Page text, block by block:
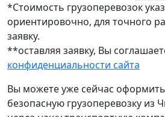
*Стоимость грузоперевозок
ориентировочно, для точного
заявку.
**оставляя заявку, Вы
конфиденциальности сайта
Вы можете уже сейчас
безопасную грузоперевозку из